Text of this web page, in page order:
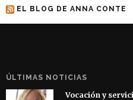
EL BLOG DE ANNA CONTE
ÚLTIMAS NOTICIAS
Vocación y